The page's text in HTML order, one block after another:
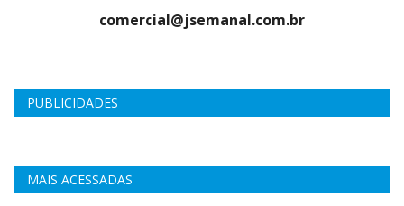
comercial@jsemanal.com.br
PUBLICIDADES
MAIS ACESSADAS